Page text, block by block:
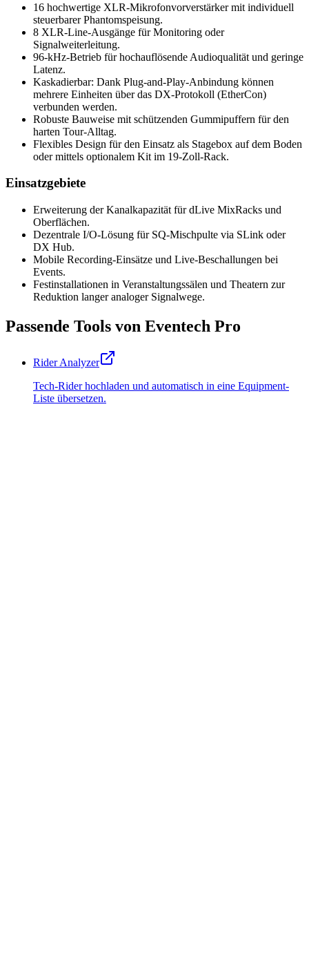
16 hochwertige XLR-Mikrofonvorverstärker mit individuell
steuerbarer Phantomspeisung.
8 XLR-Line-Ausgänge für Monitoring oder
Signalweiterleitung.
96-kHz-Betrieb für hochauflösende Audioqualität und geringe
Latenz.
Kaskadierbar: Dank Plug-and-Play-Anbindung können
mehrere Einheiten über das DX-Protokoll (EtherCon)
verbunden werden.
Robuste Bauweise mit schützenden Gummipuffern für den
harten Tour-Alltag.
Flexibles Design für den Einsatz als Stagebox auf dem Boden
oder mittels optionalem Kit im 19-Zoll-Rack.
Einsatzgebiete
Erweiterung der Kanalkapazität für dLive MixRacks und
Oberflächen.
Dezentrale I/O-Lösung für SQ-Mischpulte via SLink oder
DX Hub.
Mobile Recording-Einsätze und Live-Beschallungen bei
Events.
Festinstallationen in Veranstaltungssälen und Theatern zur
Reduktion langer analoger Signalwege.
Passende Tools von Eventech Pro
Rider Analyzer
Tech-Rider hochladen und automatisch in eine Equipment-
Liste übersetzen.